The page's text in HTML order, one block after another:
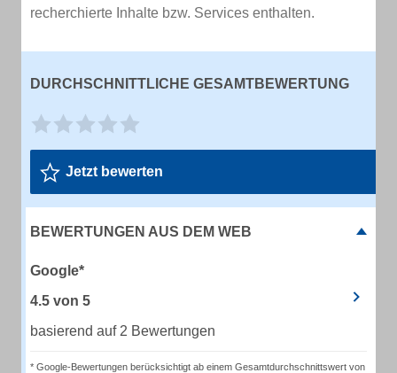
recherchierte Inhalte bzw. Services enthalten.
DURCHSCHNITTLICHE GESAMTBEWERTUNG
Jetzt bewerten
BEWERTUNGEN AUS DEM WEB
Google*
4.5 von 5
basierend auf 2 Bewertungen
* Google-Bewertungen berücksichtigt ab einem Gesamtdurchschnittswert von